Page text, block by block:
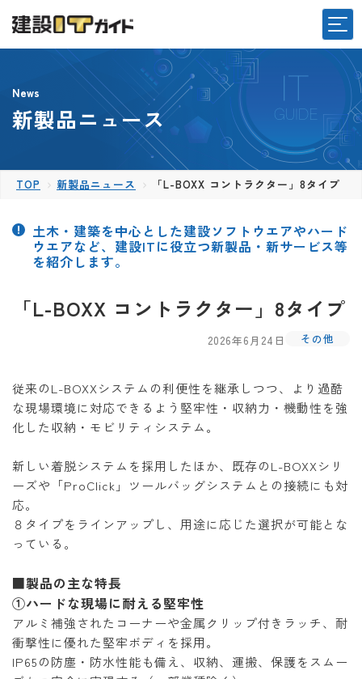
News
新製品ニュース
TOP 新製品ニュース 「L-BOXX コントラクター」8タイプ
土木・建築を中心とした建設ソフトウエアやハード
ウエアなど、建設ITに役立つ新製品・新サービス等
を紹介します。
「L-BOXX コントラクター」8タイプ
2026年6月24日 その他
従来のL-BOXXシステムの利便性を継承しつつ、より過酷
な現場環境に対応できるよう堅牢性・収納力・機動性を強
化した収納・モビリティシステム。
新しい着脱システムを採用したほか、既存のL-BOXXシリ
ーズや「ProClick」ツールバッグシステムとの接続にも対
応。
８タイプをラインアップし、用途に応じた選択が可能とな
っている。
■製品の主な特長
①ハードな現場に耐える堅牢性
アルミ補強されたコーナーや金属クリップ付きラッチ、耐
衝撃性に優れた堅牢ボディを採用。
IP65の防塵・防水性能も備え、収納、運搬、保護をスムー